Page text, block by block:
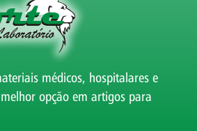
médicos, hospitalares e
opção em artigos para